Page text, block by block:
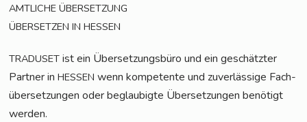
AMTLICHE ÜBERSETZUNG
ÜBERSETZEN IN HESSEN
TRADUSET ist ein Über­set­zungs­bü­ro und ein geschätz­ter
Part­ner inHESSEN wenn kom­pe­ten­te und zuver­läs­si­ge Fach­
über­set­zun­gen oder beglau­big­te Über­set­zun­gen benö­tigt
werden.